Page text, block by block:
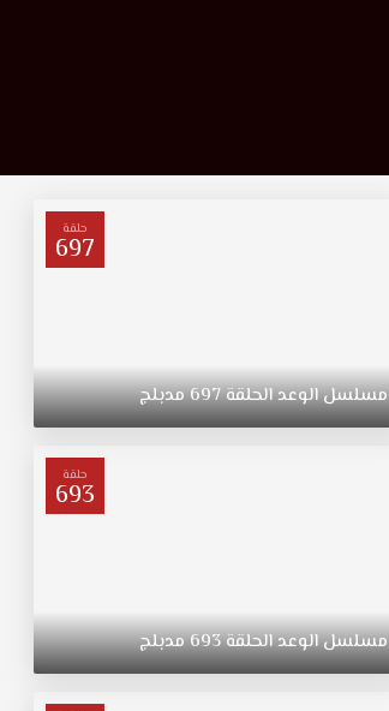
حلقة
697
مسلسلالوعدالحلقة697مدبلج
حلقة
693
مسلسلالوعدالحلقة693مدبلج